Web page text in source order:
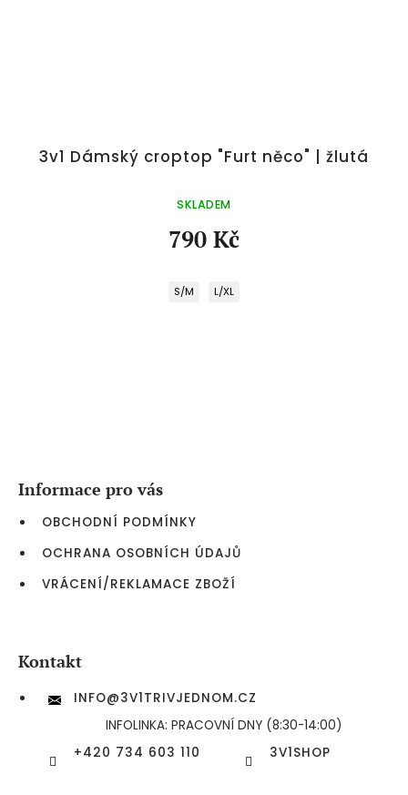
3v1 Dámský croptop "Furt něco" | žlutá
SKLADEM
790 Kč
S/M L/XL
Informace pro vás
OBCHODNÍ PODMÍNKY
OCHRANA OSOBNÍCH ÚDAJŮ
VRÁCENÍ/REKLAMACE ZBOŽÍ
Kontakt
INFO@3V1TRIVJEDNOM.CZ
INFOLINKA: PRACOVNÍ DNY (8:30-14:00)
+420 734 603 110
3V1SHOP